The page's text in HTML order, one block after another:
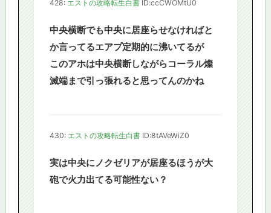
428: エストの攻略転生白書 ID:ccCWOMtU0
中央横断でも中央に居座らせなければと
か言ってるエアプ定期的に沸いてるが
このアホは中央横断しながらコーラル燦
滅端まで引っ張れると思ってんのかね
430: エストの攻略転生白書 ID:8tAVeWiZ0
実は中央にノクゼリアが居座るほうが大
砲で火力出てる可能性ない？